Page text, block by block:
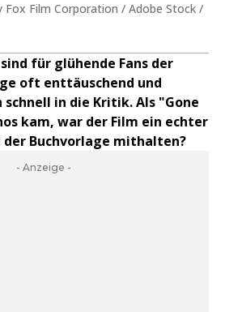
Fox Film Corporation / Adobe Stock /
für glühende Fans der
oft enttäuschend und
in die Kritik. Als "Gone
kam, war der Film ein echter
der Buchvorlage mithalten?
- Anzeige -